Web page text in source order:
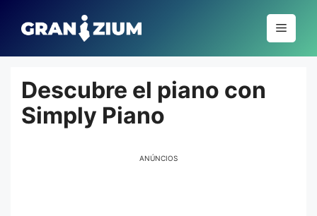
para
conteúdo
Menu
Descubre el piano con
Simply Piano
ANÚNCIOS